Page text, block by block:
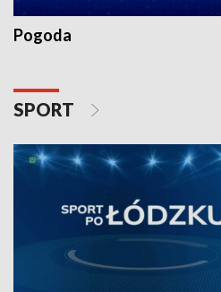
Pogoda
SPORT